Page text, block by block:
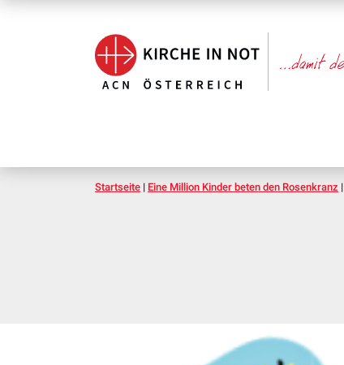
Startseite | Eine Million Kinder beten den Rosenkranz |